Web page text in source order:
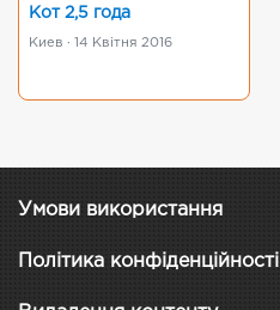
Кот 2,5 года
Киев · 14 Квітня 2016
Умови використання
Політика конфіденційності